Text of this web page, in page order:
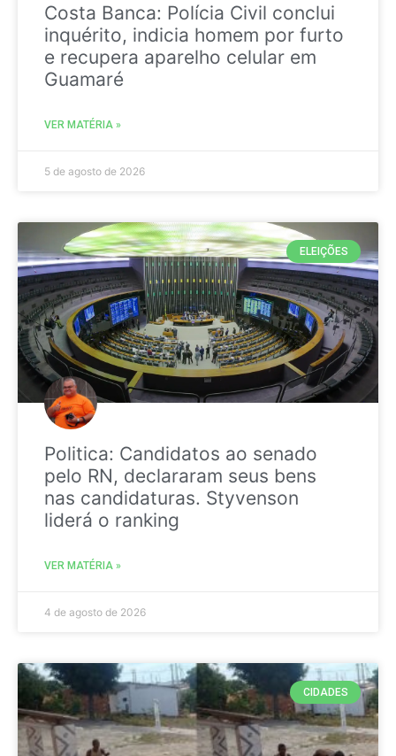
Costa Banca: Polícia Civil conclui
inquérito, indicia homem por furto
e recupera aparelho celular em
Guamaré
VER MATÉRIA »
5 de agosto de 2026
ELEIÇÕES
Politica: Candidatos ao senado
pelo RN, declararam seus bens
nas candidaturas. Styvenson
liderá o ranking
VER MATÉRIA »
4 de agosto de 2026
CIDADES